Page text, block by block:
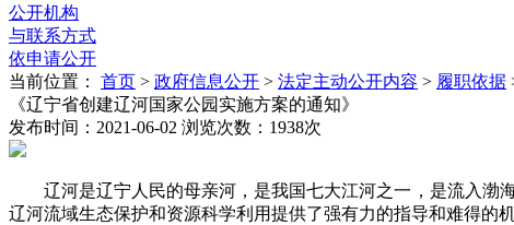
公开机构
与联系方式
依申请公开
当前位置： 首页 > 政府信息公开 > 法定主动公开内容 > 履职依据
《辽宁省创建辽河国家公园实施方案的通知》
发布时间：2021-06-02 浏览次数： 1938次
辽河是辽宁人民的母亲河，是我国七大江河之一，是流入
辽河流域生态保护和资源科学利用提供了强有力的指导和难得的